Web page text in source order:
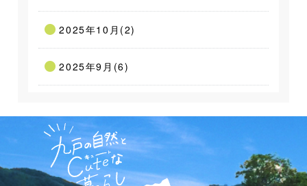
2025年10月(2)
2025年9月(6)